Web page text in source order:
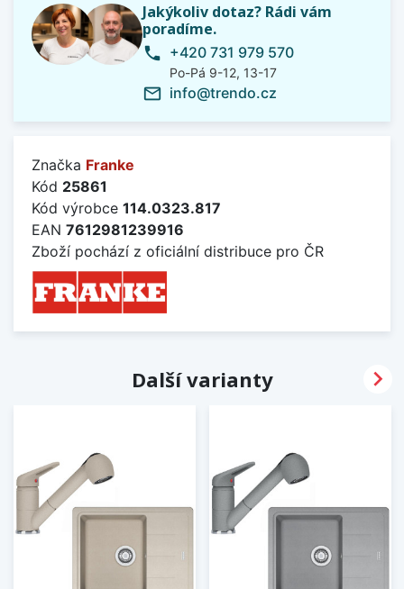
Jakýkoliv dotaz? Rádi vám
poradíme.
phone +420 731 979 570
Po-Pá 9-12, 13-17
mail_outline info@trendo.cz
Značka Franke
Kód 25861
Kód výrobce 114.0323.817
EAN 7612981239916
Zboží pochází z oficiální distribuce pro ČR
Další varianty 